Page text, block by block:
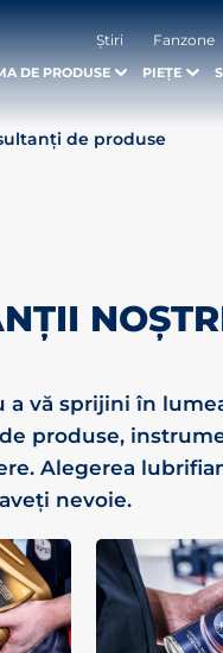
Știri Fanzone
DE PRODUSE PIEȚE
de produse
vă sprijini în
produse,
Alegerea
nevoie.